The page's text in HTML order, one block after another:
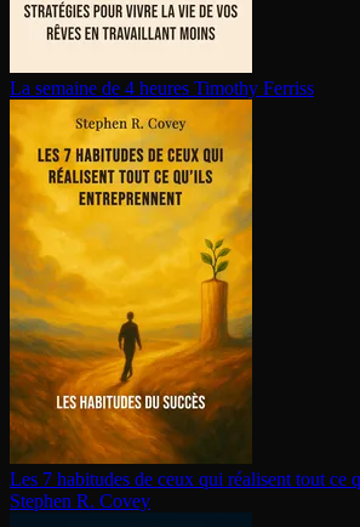
La semaine de 4 heures Timothy Ferriss
Les 7 habitudes de ceux qui réalisent tout ce
Stephen R. Covey